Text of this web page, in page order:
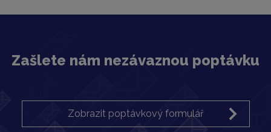
Zašlete nám nezávaznou poptávku
Zobrazit poptávkový formulář